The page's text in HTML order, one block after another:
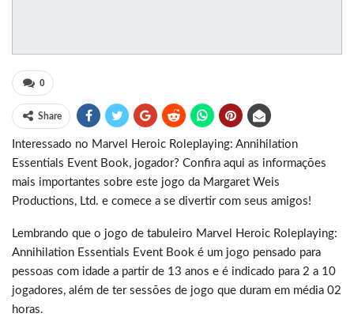
0
Share
Interessado no Marvel Heroic Roleplaying: Annihilation
Essentials Event Book, jogador? Confira aqui as informações
mais importantes sobre este jogo da Margaret Weis
Productions, Ltd. e comece a se divertir com seus amigos!
Lembrando que o jogo de tabuleiro Marvel Heroic Roleplaying:
Annihilation Essentials Event Book é um jogo pensado para
pessoas com idade a partir de 13 anos e é indicado para 2 a 10
jogadores, além de ter sessões de jogo que duram em média 02
horas.